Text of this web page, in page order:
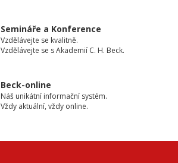
Semináře a Konference
Vzdělávejte se kvalitně.
Vzdělávejte se s Akademií C. H. Beck.
Beck-online
Náš unikátní informační systém.
Vždy aktuální, vždy online.